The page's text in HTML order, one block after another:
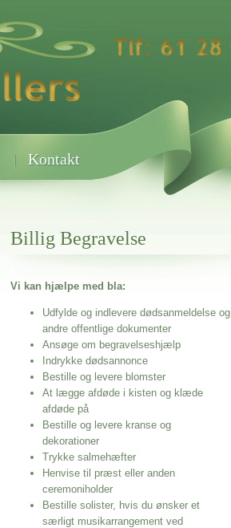
Kontakt
Billig Begravelse
Vi kan hjælpe med bla:
Udfylde og indlevere dødsanmeldelse og
andre offentlige dokumenter
Ansøge om begravelseshjælp
Indrykke dødsannonce
Bestille og levere blomster
At lægge afdøde i kisten og klæde
afdøde på
Bestille og levere kranse og
dekorationer
Trykke salmehæfter
Henvise til præst eller anden
ceremoniholder
Bestille solister, hvis du ønsker et
særligt musikarrangement ved